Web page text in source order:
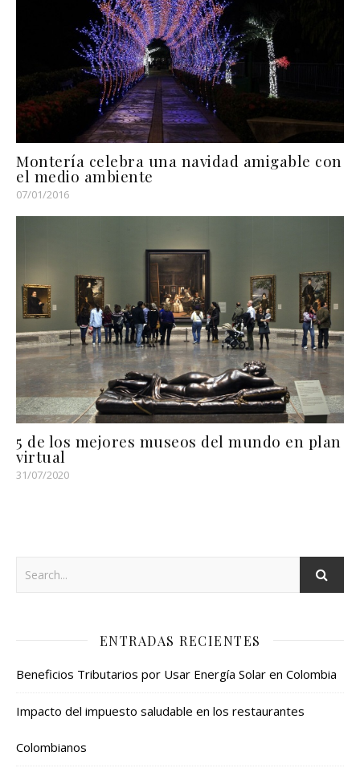
Montería celebra una navidad amigable con
el medio ambiente
07/01/2016
5 de los mejores museos del mundo en plan
virtual
31/07/2020
ENTRADAS RECIENTES
Beneficios Tributarios por Usar Energía Solar en Colombia
Impacto del impuesto saludable en los restaurantes
Colombianos